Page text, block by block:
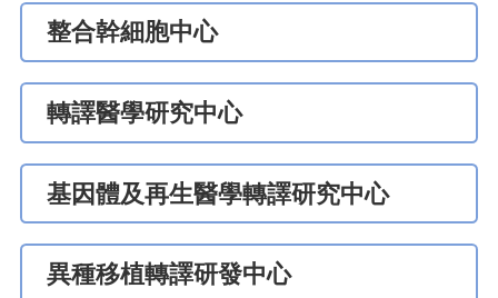
整合幹細胞中心
轉譯醫學研究中心
基因體及再生醫學轉譯研究中心
異種移植轉譯研發中心